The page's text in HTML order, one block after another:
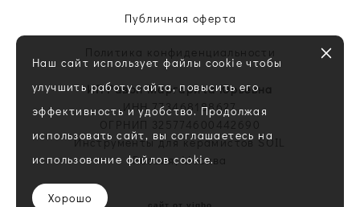
Публичная оферта
Политика конфиденциальности
ИП Равон Маргарита Юрьевна
ИНН 773468188627
Инструменты для керамистов SOIL
Россия, Москва
Наш сайт использует файлы cookie чтобы
улучшить работу сайта, повысить его
эффективность и удобство. Продолжая
использовать сайт, вы соглашаетесь на
использование файлов cookie.
Хорошо